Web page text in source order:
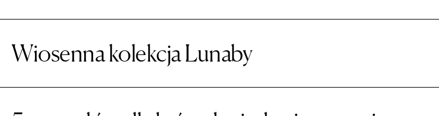
Wiosenna kolekcja Lunaby